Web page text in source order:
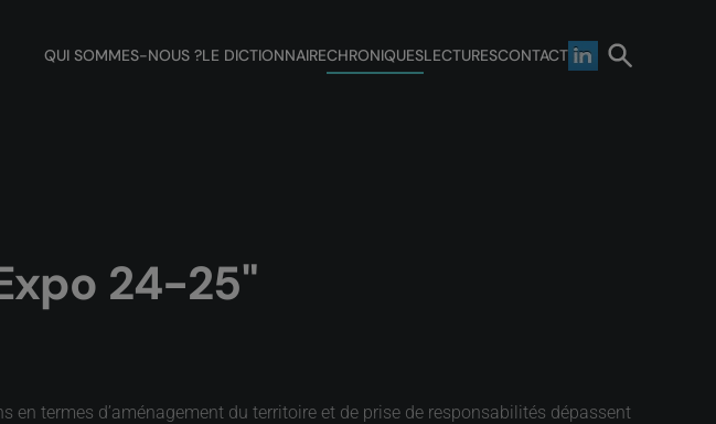
QUI SOMMES-NOUS ?LE DICTIONNAIRECHRONIQUESLECTURESCONTACT
24-25"
termes d’aménagement du territoire et de prise de responsabilités dépassent